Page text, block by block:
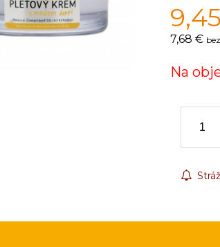
9,45
7,68 €
Na